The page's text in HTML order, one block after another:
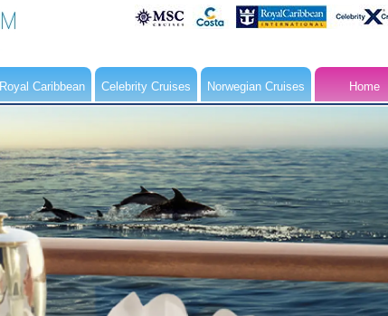
Royal Caribbean Celebrity Cruises Norwegian Cruises Home